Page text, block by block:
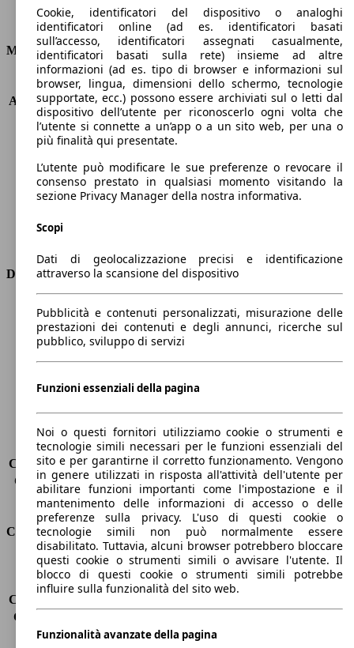
Consumi
Motore e Prestazioni
KW (PS)
55 kW (75 PS)
Accelerazione (0-100 km/h) 16.1s
Velocità massima (km/h)
160 km/h
Numero di marce
6
Cilindrata
1120 ccm
Carburante
Diesel
Trasmissione
Dimensioni
Lunghezza
4050 mm
Altezza
1460 mm
Larghezza
1720 mm
Passo
2570 mm
Carico massimo
-
Porte
5
Sedili
5
Carico sul tetto
-
Capacità di traino (senza freni) -
Capacità di traino (con freni)
800 kg
Volume del bagagliaio
288 - 923 l
Consumi
Emissioni di CO2*
94 g/km (komb.)
Consumo (urbano)
3.9 l/100km
Consumo (extra-urbano)
Consumo (combinato)*
Classe di emissione
Euro 5
Cookie, identificatori del dispositivo o analoghi
identificatori online (ad es. identificatori basati
sull’accesso, identificatori assegnati casualmente,
identificatori basati sulla rete) insieme ad altre
informazioni (ad es. tipo di browser e informazioni sul
browser, lingua, dimensioni dello schermo, tecnologie
supportate, ecc.) possono essere archiviati sul o letti dal
dispositivo dell’utente per riconoscerlo ogni volta che
l’utente si connette a un’app o a un sito web, per una o
più finalità qui presentate.
L’utente può modificare le sue preferenze o revocare il
consenso prestato in qualsiasi momento visitando la
sezione Privacy Manager della nostra informativa.
Scopi
Dati di geolocalizzazione precisi e identificazione
attraverso la scansione del dispositivo
Pubblicità e contenuti personalizzati, misurazione delle
prestazioni dei contenuti e degli annunci, ricerche sul
pubblico, sviluppo di servizi
Funzioni essenziali della pagina
Noi o questi fornitori utilizziamo cookie o strumenti e
tecnologie simili necessari per le funzioni essenziali del
sito e per garantirne il corretto funzionamento. Vengono
in genere utilizzati in risposta all'attività dell'utente per
abilitare funzioni importanti come l'impostazione e il
mantenimento delle informazioni di accesso o delle
preferenze sulla privacy. L'uso di questi cookie o
tecnologie simili non può normalmente essere
disabilitato. Tuttavia, alcuni browser potrebbero bloccare
questi cookie o strumenti simili o avvisare l'utente. Il
blocco di questi cookie o strumenti simili potrebbe
influire sulla funzionalità del sito web.
Funzionalità avanzate della pagina